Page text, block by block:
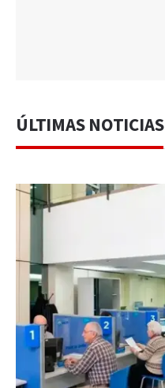
ÚLTIMAS NOTICIAS